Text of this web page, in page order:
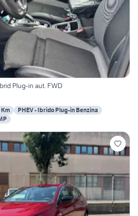
Plug-in aut. FWD
PHEV - Ibrido Plug-in Benzina